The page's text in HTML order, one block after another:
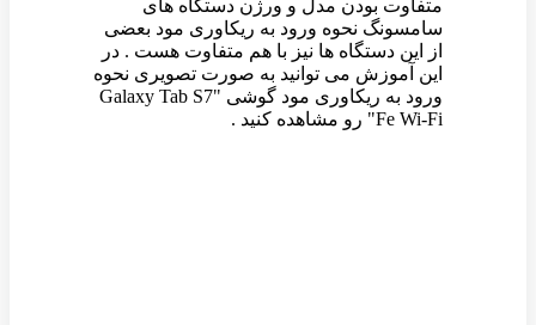
متفاوت بودن مدل و ورژن دستگاه های
سامسونگ نحوه ورود به ریکاوری مود بعضی
از این دستگاه ها نیز با هم متفاوت هست . در
این آموزش می توانید به صورت تصویری نحوه
ورود به ریکاوری مود گوشی "Galaxy Tab S7
Fe Wi-Fi" رو مشاهده کنید .